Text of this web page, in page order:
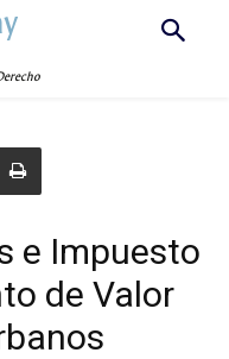
e Impuesto
de Valor